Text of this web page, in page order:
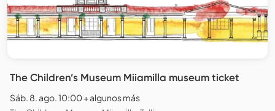
The Children’s Museum Miiamilla museum ticket
Sáb. 8. ago. 10:00 + algunos más